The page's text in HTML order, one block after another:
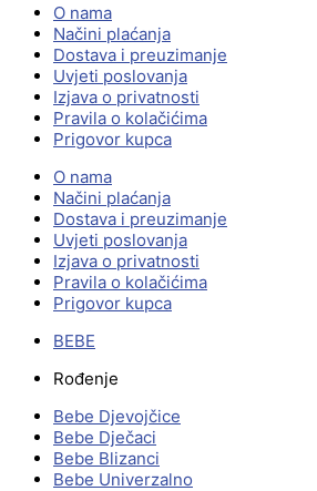
O nama
Načini plaćanja
Dostava i preuzimanje
Uvjeti poslovanja
Izjava o privatnosti
Pravila o kolačićima
Prigovor kupca
O nama
Načini plaćanja
Dostava i preuzimanje
Uvjeti poslovanja
Izjava o privatnosti
Pravila o kolačićima
Prigovor kupca
BEBE
Rođenje
Bebe Djevojčice
Bebe Dječaci
Bebe Blizanci
Bebe Univerzalno